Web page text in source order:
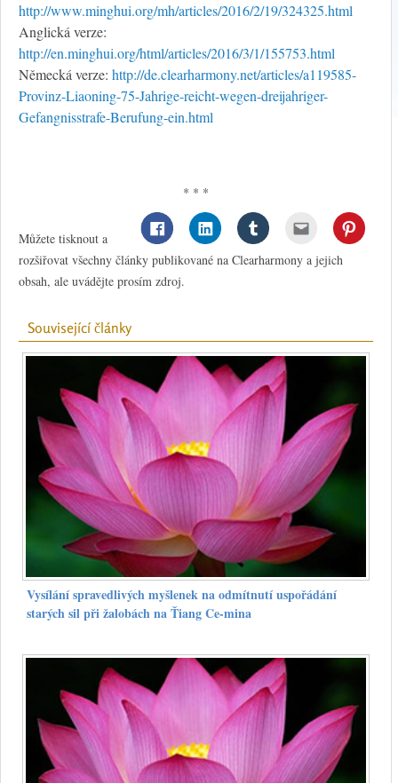
http://www.minghui.org/mh/articles/2016/2/19/324325.html
Anglická verze:
http://en.minghui.org/html/articles/2016/3/1/155753.html
Německá verze: http://de.clearharmony.net/articles/a119585-
Provinz-Liaoning-75-Jahrige-reicht-wegen-dreijahriger-
Gefangnisstrafe-Berufung-ein.html
* * *
Můžete tisknout a
rozšiřovat všechny články publikované na Clearharmony a jejich
obsah, ale uvádějte prosím zdroj.
Související články
Vysílání spravedlivých myšlenek na odmítnutí uspořádání
starých sil při žalobách na Ťiang Ce-mina